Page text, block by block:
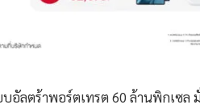
อัลตร้าพอร์ตเทรต 60 ล้านพิกเซล